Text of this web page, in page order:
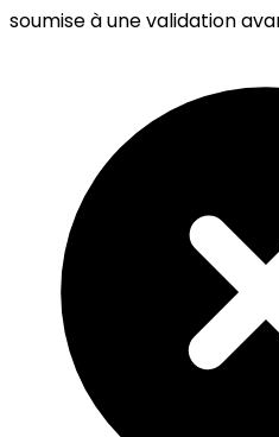
soumise à une validation